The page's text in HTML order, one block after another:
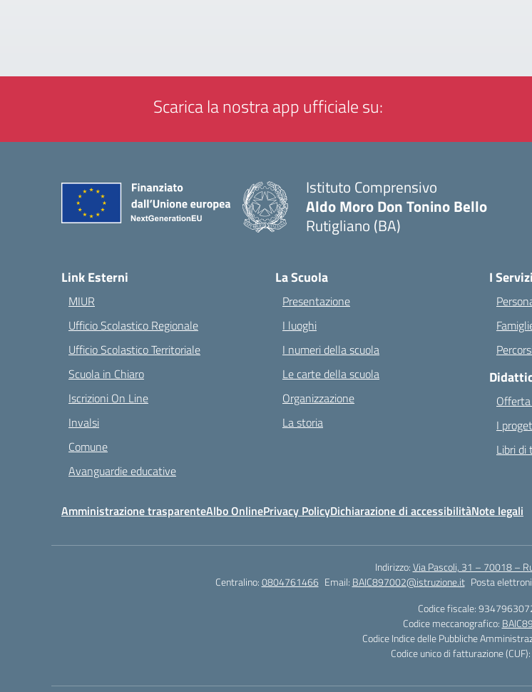
Scarica la nostra app ufficiale su:
Istituto Comprensivo
Aldo Moro Don Tonino Bello
Rutigliano (BA)
Link Esterni
MIUR
Ufficio Scolastico Regionale
Ufficio Scolastico Territoriale
Scuola in Chiaro
Iscrizioni On Line
Invalsi
Comune
Avanguardie educative
La Scuola
Presentazione
I luoghi
I numeri della scuola
Le carte della scuola
Organizzazione
La storia
I Servizi
I
Libri di
Amministrazione trasparenteAlbo OnlinePrivacy PolicyDichiarazione di accessibilitàNote legali
Indirizzo:Via Pascoli, 31 – 70018 –
Centralino:0804761466 Email: BAIC897002@istruzione.it Posta
Codice fiscale:
Codice meccanografico:
Codice Indice delle Pubbliche
Codice unico di fatturazione